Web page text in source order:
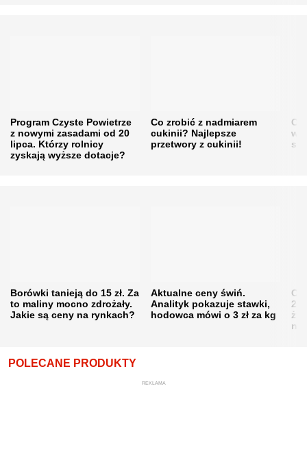
Program Czyste Powietrze
z nowymi zasadami od 20
lipca. Którzy rolnicy
zyskają wyższe dotacje?
Co zrobić z nadmiarem
cukinii? Najlepsze
przetwory z cukinii!
w
Borówki tanieją do 15 zł. Za
to maliny mocno zdrożały.
Jakie są ceny na rynkach?
Aktualne ceny świń.
Analityk pokazuje stawki,
hodowca mówi o 3 zł za kg
POLECANE PRODUKTY
REKLAMA